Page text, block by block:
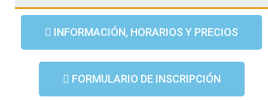
INFORMACIÓN, HORARIOS Y PRECIOS
FORMULARIO DE INSCRIPCIÓN